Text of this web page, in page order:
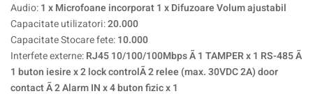
Audio:1 x Microfoane incorporat 1 x Difuzoare Volum ajustabil
Capacitate utilizatori:20.000
Capacitate Stocare fete:10.000
Interfete externe:RJ45 10/100/100Mbps Ã 1 TAMPER x 1 RS-485 Ã
1 buton iesire x 2 lock controlÃ 2 relee (max. 30VDC 2A) door
contact Ã 2 Alarm IN x 4 buton fizic x 1